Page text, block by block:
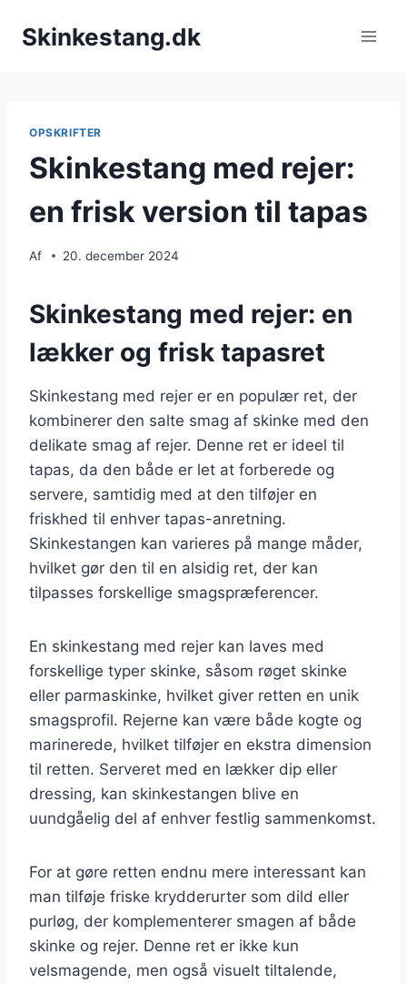
Skinkestang.dk
OPSKRIFTER
Skinkestang med rejer:
en frisk version til tapas
Af 20. december 2024
Skinkestang med rejer: en
lækker og frisk tapasret
Skinkestang med rejer er en populær ret, der
kombinerer den salte smag af skinke med den
delikate smag af rejer. Denne ret er ideel til
tapas, da den både er let at forberede og
servere, samtidig med at den tilføjer en
friskhed til enhver tapas-anretning.
Skinkestangen kan varieres på mange måder,
hvilket gør den til en alsidig ret, der kan
tilpasses forskellige smagspræferencer.
En skinkestang med rejer kan laves med
forskellige typer skinke, såsom røget skinke
eller parmaskinke, hvilket giver retten en unik
smagsprofil. Rejerne kan være både kogte og
marinerede, hvilket tilføjer en ekstra dimension
til retten. Serveret med en lækker dip eller
dressing, kan skinkestangen blive en
uundgåelig del af enhver festlig sammenkomst.
For at gøre retten endnu mere interessant kan
man tilføje friske krydderurter som dild eller
purløg, der komplementerer smagen af både
skinke og rejer. Denne ret er ikke kun
velsmagende, men også visuelt tiltalende,